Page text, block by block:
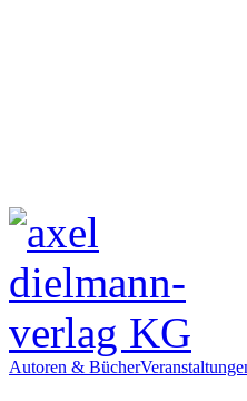
Autoren & Bücher